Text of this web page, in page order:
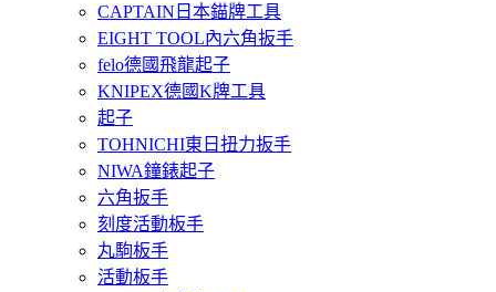
CAPTAIN日本錨牌工具
EIGHT TOOL內六角扳手
felo德國飛龍起子
KNIPEX德國K牌工具
起子
TOHNICHI東日扭力扳手
NIWA鐘錶起子
六角扳手
刻度活動板手
丸駒板手
活動板手